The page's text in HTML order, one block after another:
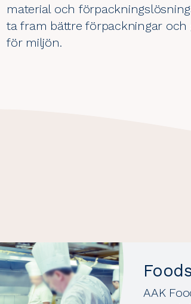
material och
ta fram bättre förpackningar
för miljön.
AAK